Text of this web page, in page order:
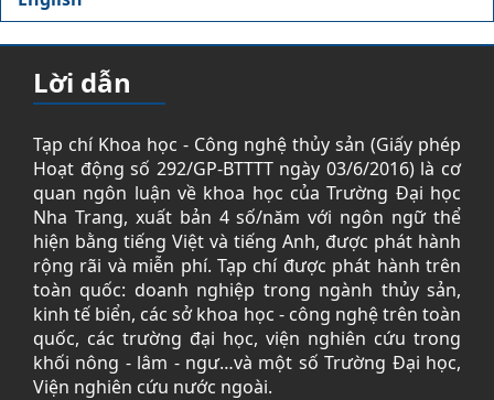
Lời dẫn
Tạp chí Khoa học - Công nghệ thủy sản (Giấy phép
Hoạt động số 292/GP-BTTTT ngày 03/6/2016) là cơ
quan ngôn luận về khoa học của Trường Đại học
Nha Trang, xuất bản 4 số/năm với ngôn ngữ thể
hiện bằng tiếng Việt và tiếng Anh, được phát hành
rộng rãi và miễn phí. Tạp chí được phát hành trên
toàn quốc: doanh nghiệp trong ngành thủy sản,
kinh tế biển, các sở khoa học - công nghệ trên toàn
quốc, các trường đại học, viện nghiên cứu trong
khối nông - lâm - ngư…và một số Trường Đại học,
Viện nghiên cứu nước ngoài.